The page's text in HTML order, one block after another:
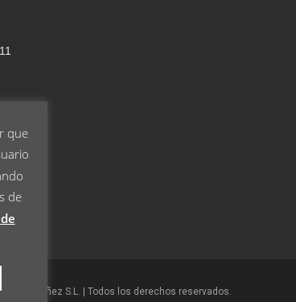
Ibáñez S.L. | Todos los derechos reservados.
que
de